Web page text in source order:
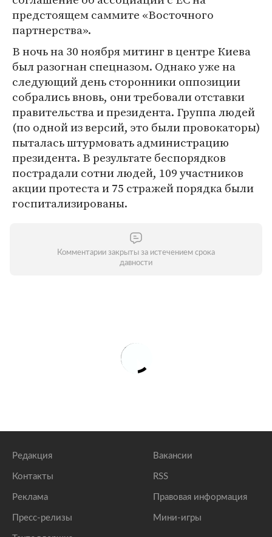
предстоящем саммите «Восточного
партнерства».
В ночь на 30 ноября митинг в центре Киева
был разогнан спецназом. Однако уже на
следующий день сторонники оппозиции
собрались вновь, они требовали отставки
правительства и президента. Группа людей
(по одной из версий, это были провокаторы)
пыталась штурмовать администрацию
президента. В результате беспорядков
пострадали сотни людей, 109 участников
акции протеста и 75 стражей порядка были
госпитализированы.
Комментарии закрыты за истечением срока
давности
Редакция
Контакты
Реклама
Пресс-релизы
Вакансии
RSS
Правовая информация
Мини-игры